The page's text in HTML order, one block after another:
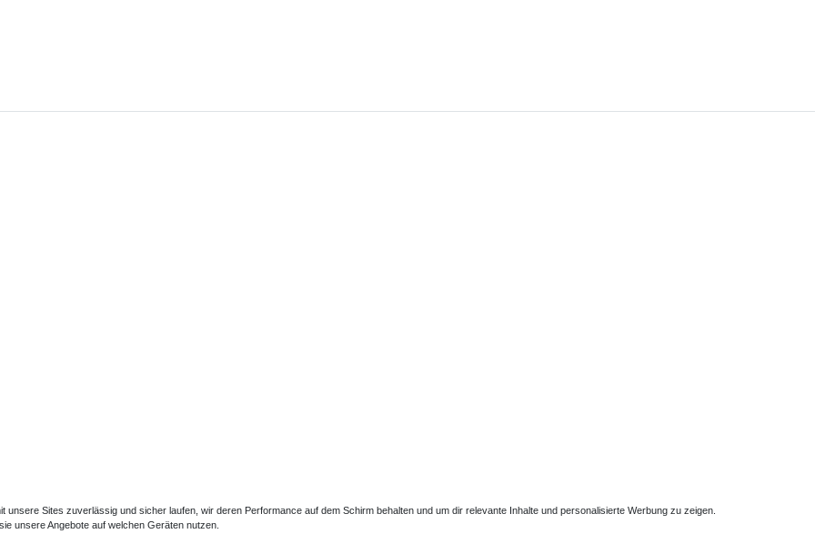
unsere Sites zuverlässig und sicher laufen, wir deren Performance auf dem Schirm behalten und um dir relevante Inhalte und personalisierte Werbung zu zeigen.
unsere Angebote auf welchen Geräten nutzen.